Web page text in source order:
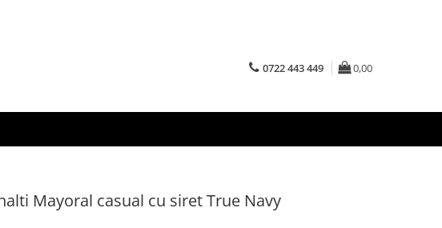
0722 443 449 0,00
Mayoral casual cu siret True Navy